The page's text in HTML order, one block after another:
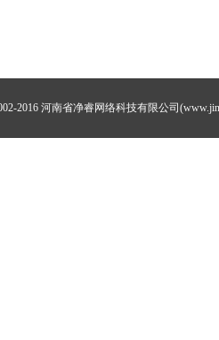
2016 河南省净睿网络科技有限公司